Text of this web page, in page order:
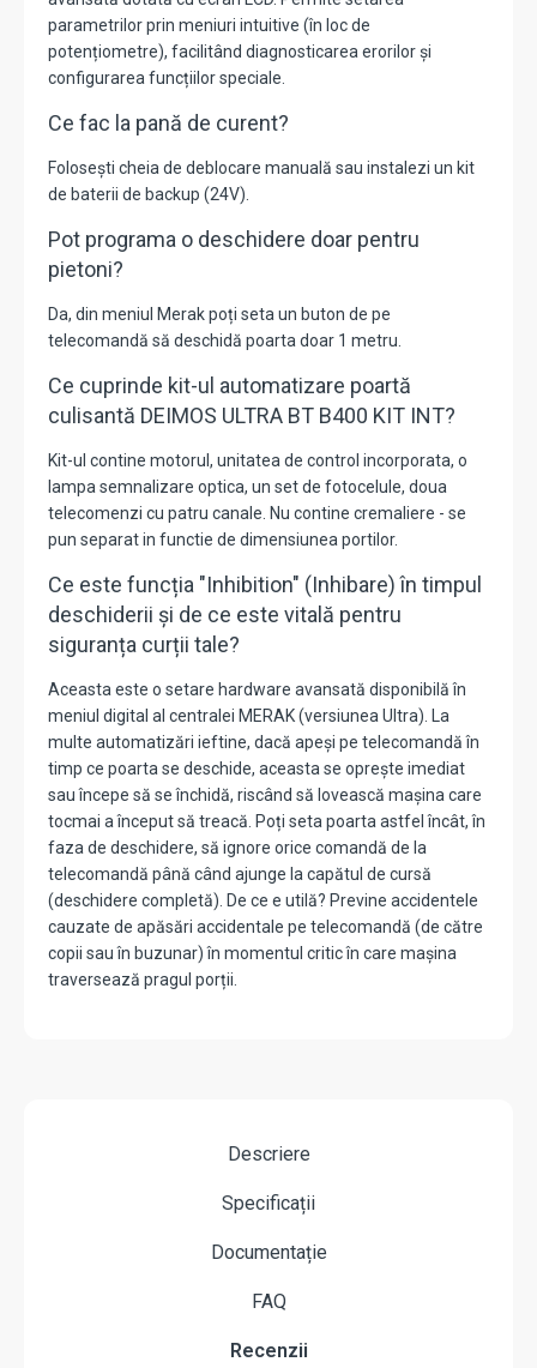
parametrilor prin meniuri intuitive (în loc de
potențiometre), facilitând diagnosticarea erorilor și
configurarea funcțiilor speciale.
Ce fac la pană de curent?
Folosești cheia de deblocare manuală sau instalezi un kit
de baterii de backup (24V).
Pot programa o deschidere doar pentru
pietoni?
Da, din meniul Merak poți seta un buton de pe
telecomandă să deschidă poarta doar 1 metru.
Ce cuprinde kit-ul automatizare poartă
culisantă DEIMOS ULTRA BT B400 KIT INT?
Kit-ul contine motorul, unitatea de control incorporata, o
lampa semnalizare optica, un set de fotocelule, doua
telecomenzi cu patru canale. Nu contine cremaliere - se
pun separat in functie de dimensiunea portilor.
Ce este funcția "Inhibition" (Inhibare) în timpul
deschiderii și de ce este vitală pentru
siguranța curții tale?
Aceasta este o setare hardware avansată disponibilă în
meniul digital al centralei MERAK (versiunea Ultra). La
multe automatizări ieftine, dacă apeși pe telecomandă în
timp ce poarta se deschide, aceasta se oprește imediat
sau începe să se închidă, riscând să lovească mașina care
tocmai a început să treacă. Poți seta poarta astfel încât, în
faza de deschidere, să ignore orice comandă de la
telecomandă până când ajunge la capătul de cursă
(deschidere completă). De ce e utilă? Previne accidentele
cauzate de apăsări accidentale pe telecomandă (de către
copii sau în buzunar) în momentul critic în care mașina
traversează pragul porții.
Descriere
Specificații
Documentație
FAQ
Recenzii